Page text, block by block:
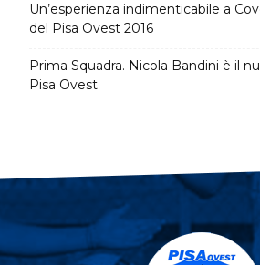
Un’esperienza indimenticabile a
del Pisa Ovest 2016
Prima Squadra. Nicola Bandini è il
Pisa Ovest